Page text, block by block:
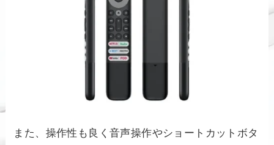
また、操作性も良く音声操作やショートカットボタ